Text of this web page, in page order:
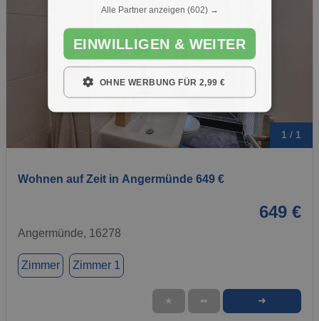
1 / 1
Wohnen auf Zeit in Angermünde 649 €
649 €
Angermünde, 16278
Zimmer Zimmer 1
★ ➦ ➜
Alle Partner anzeigen (602) →
EINWILLIGEN & WEITER
OHNE WERBUNG FÜR 2,99 €